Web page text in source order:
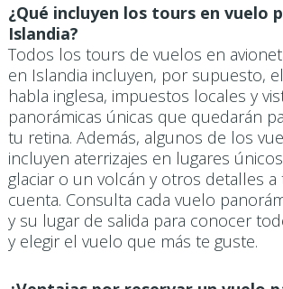
¿Qué incluyen los tours en vuelo
Islandia?
Todos los tours de vuelos en
en Islandia incluyen, por supuesto,
habla inglesa, impuestos locales y
panorámicas únicas que quedarán
tu retina. Además, algunos de los
incluyen aterrizajes en lugares
glaciar o un volcán y otros detalles a
cuenta. Consulta cada vuelo
y su lugar de salida para conocer
y elegir el vuelo que más te guste.